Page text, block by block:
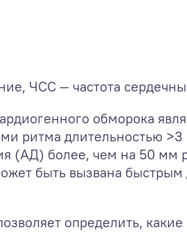
ЧСС — частота
обморока
ритма длительностью
(АД) более, чем на 50 мм
быть вызвана
определить,